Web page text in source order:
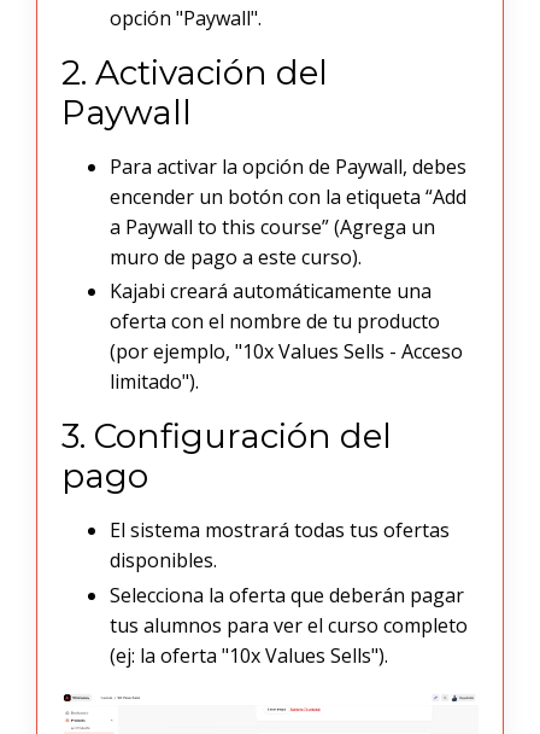
opción "Paywall".
2. Activación del
Paywall
Para activar la opción de Paywall, debes
encender un botón con la etiqueta “Add
a Paywall to this course” (Agrega un
muro de pago a este curso).
Kajabi creará automáticamente una
oferta con el nombre de tu producto
(por ejemplo, "10x Values Sells - Acceso
limitado").
3. Configuración del
pago
El sistema mostrará todas tus ofertas
disponibles.
Selecciona la oferta que deberán pagar
tus alumnos para ver el curso completo
(ej: la oferta "10x Values Sells").